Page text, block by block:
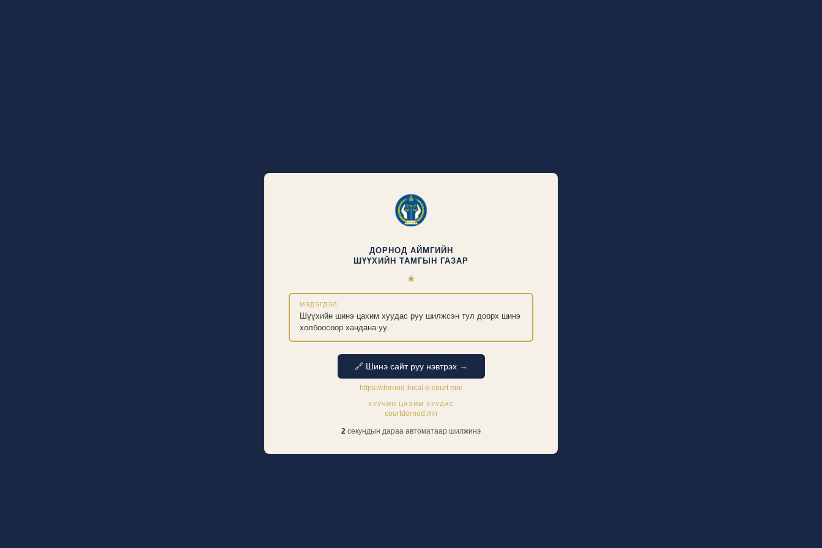
ДОРНОД АЙМГИЙН
ШҮҮХИЙН ТАМГЫН ГАЗАР
★
МЭДЭГДЭЛ
Шүүхийн шинэ цахим хуудас руу шилжсэн тул доорх шинэ
холбоосоор хандана уу.
🔗 Шинэ сайт руу нэвтрэх →
https://dornod-local.e-court.mn/
ХУУЧИН ЦАХИМ ХУУДАС
courtdornod.mn
1 секундын дараа автоматаар шилжинэ